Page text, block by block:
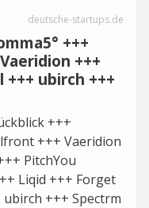
deutsche-startups.de
+++
+++
+++ ubirch +++
+++
+++ Vaeridion
PitchYou
Liqid +++ Forget
ubirch +++ Spectrm